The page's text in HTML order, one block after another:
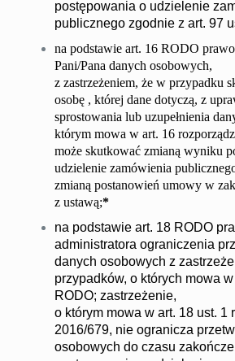
postępowania o udzielenie
publicznego zgodnie z art. 97
na podstawie art. 16 RODO
Pani/Pana danych osobowych,
z zastrzeżeniem, że w przypadku
osobę , której dane dotyczą, z
sprostowania lub uzupełnienia
którym mowa w art. 16
może skutkować zmianą wyniku
udzielenie zamówienia
zmianą postanowień umowy w
z ustawą;*
na podstawie art. 18 RODO
administratora ograniczenia
danych osobowych z
przypadków, o których mowa
RODO; zastrzeżenie,
o którym mowa w art. 18 ust. 1
2016/679, nie ogranicza
osobowych do czasu